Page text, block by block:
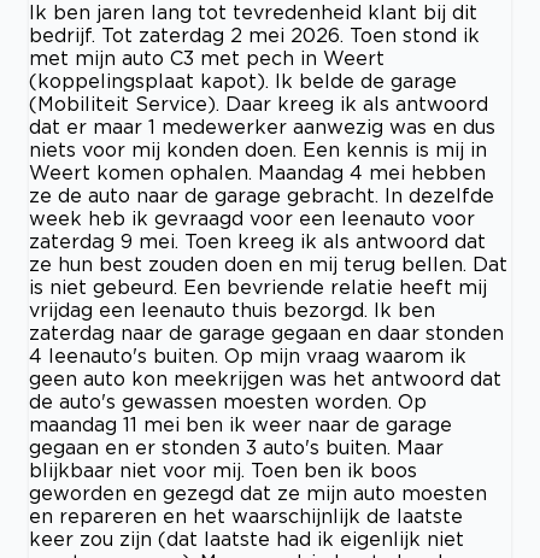
Ik ben jaren lang tot tevredenheid klant bij dit
bedrijf. Tot zaterdag 2 mei 2026. Toen stond ik
met mijn auto C3 met pech in Weert
(koppelingsplaat kapot). Ik belde de garage
(Mobiliteit Service). Daar kreeg ik als antwoord
dat er maar 1 medewerker aanwezig was en dus
niets voor mij konden doen. Een kennis is mij in
Weert komen ophalen. Maandag 4 mei hebben
ze de auto naar de garage gebracht. In dezelfde
week heb ik gevraagd voor een leenauto voor
zaterdag 9 mei. Toen kreeg ik als antwoord dat
ze hun best zouden doen en mij terug bellen. Dat
is niet gebeurd. Een bevriende relatie heeft mij
vrijdag een leenauto thuis bezorgd. Ik ben
zaterdag naar de garage gegaan en daar stonden
4 leenauto's buiten. Op mijn vraag waarom ik
geen auto kon meekrijgen was het antwoord dat
de auto's gewassen moesten worden. Op
maandag 11 mei ben ik weer naar de garage
gegaan en er stonden 3 auto's buiten. Maar
blijkbaar niet voor mij. Toen ben ik boos
geworden en gezegd dat ze mijn auto moesten
en repareren en het waarschijnlijk de laatste
keer zou zijn (dat laatste had ik eigenlijk niet